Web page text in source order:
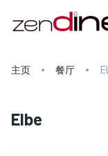
主页 餐厅
Elbe